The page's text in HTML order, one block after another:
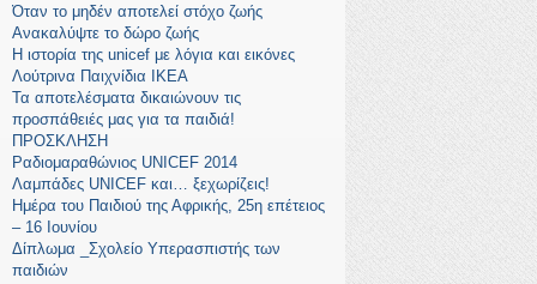
Όταν το μηδέν αποτελεί στόχο ζωής
Ανακαλύψτε το δώρο ζωής
Η ιστορία της unicef με λόγια και εικόνες
Λούτρινα Παιχνίδια ΙΚΕΑ
Τα αποτελέσματα δικαιώνουν τις
προσπάθειές μας για τα παιδιά!
ΠΡΟΣΚΛΗΣΗ
Ραδιομαραθώνιος UNICEF 2014
Λαμπάδες UNICEF και… ξεχωρίζεις!
Ημέρα του Παιδιού της Αφρικής, 25η επέτειος
– 16 Ιουνίου
Δίπλωμα _Σχολείο Υπερασπιστής των
παιδιών